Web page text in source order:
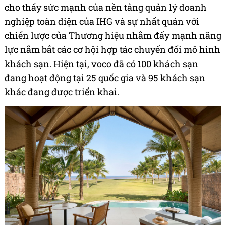
cho thấy sức mạnh của nền tảng quản lý doanh
nghiệp toàn diện của IHG và sự nhất quán với
chiến lược của Thương hiệu nhằm đẩy mạnh năng
lực nắm bắt các cơ hội hợp tác chuyển đổi mô hình
khách sạn. Hiện tại, voco đã có 100 khách sạn
đang hoạt động tại 25 quốc gia và 95 khách sạn
khác đang được triển khai.